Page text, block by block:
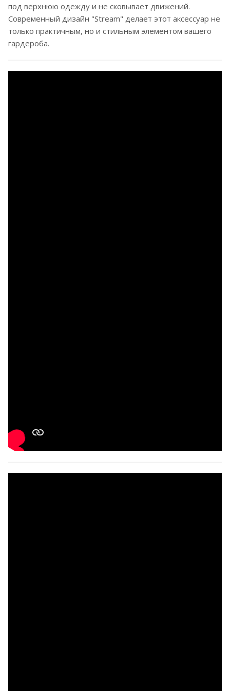
под верхнюю одежду и не сковывает движений.
Современный дизайн "Stream" делает этот аксессуар не
только практичным, но и стильным элементом вашего
гардероба.